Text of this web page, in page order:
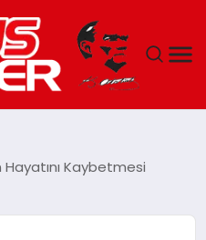
Hayatını Kaybetmesi